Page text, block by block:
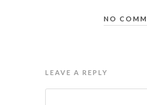
NO
LEAVE A REPLY